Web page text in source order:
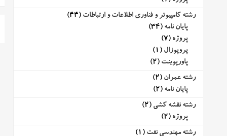
رشته کامپیوتر و فناوری اطلاعات و ارتباطات (44)
پایان نامه (34)
پروژه (7)
پروپوزال (1)
پاورپوینت (2)
رشته عمران (2)
پایان نامه (2)
رشته نقشه کشی (2)
پروژه (2)
رشته مهندسی نفت (1)